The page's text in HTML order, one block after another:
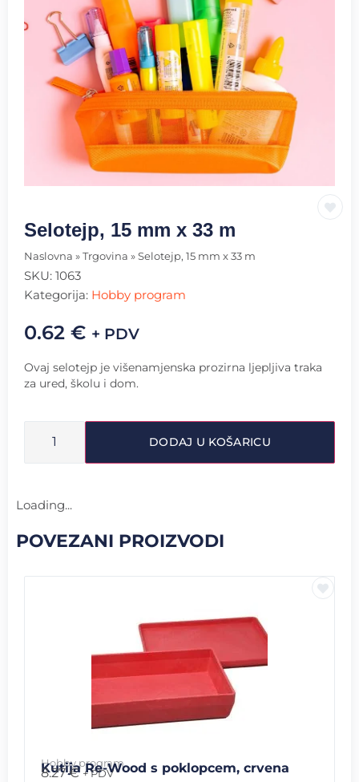
Selotejp, 15 mm x 33 m
Naslovna » Trgovina » Selotejp, 15 mm x 33 m
SKU: 1063
Kategorija: Hobby program
0.62 € + PDV
Ovaj selotejp je višenamjenska prozirna ljepljiva traka
za ured, školu i dom.
DODAJ U KOŠARICU
Loading...
POVEZANI PROIZVODI
Hobby program
Kutija Re-Wood s poklopcem, crvena
8.27€ + PDV